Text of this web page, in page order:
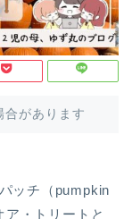
合があります
ッチ（pumpkin
・トリートと